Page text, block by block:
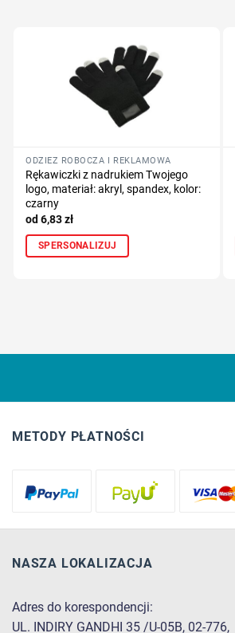
ODZIEŻ ROBOCZA I REKLAMOWA
Rękawiczki z nadrukiem Twojego
logo, materiał: akryl, spandex, kolor:
czarny
6,83zł
SPERSONALIZUJ
METODY PŁATNOŚCI
NASZA LOKALIZACJA
Adres do korespondencji:
UL. INDIRY GANDHI 35 /U-05B, 02-776,